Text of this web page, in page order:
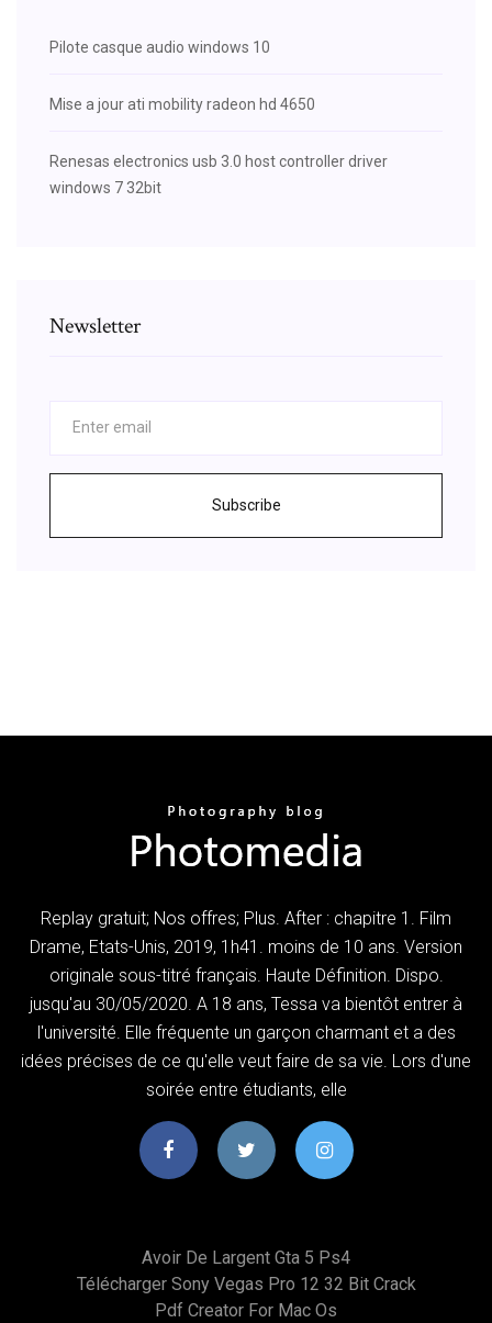
Pilote casque audio windows 10
Mise a jour ati mobility radeon hd 4650
Renesas electronics usb 3.0 host controller driver
windows 7 32bit
Newsletter
Subscribe
Replay gratuit; Nos offres; Plus. After : chapitre 1. Film
Drame, Etats-Unis, 2019, 1h41. moins de 10 ans. Version
originale sous-titré français. Haute Définition. Dispo.
jusqu'au 30/05/2020. A 18 ans, Tessa va bientôt entrer à
l'université. Elle fréquente un garçon charmant et a des
idées précises de ce qu'elle veut faire de sa vie. Lors d'une
soirée entre étudiants, elle
Avoir De Largent Gta 5 Ps4
Télécharger Sony Vegas Pro 12 32 Bit Crack
Pdf Creator For Mac Os